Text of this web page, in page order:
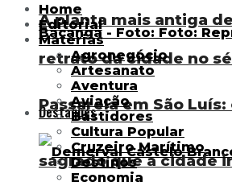
A planta mais antiga
retrato da cidade no
Destaques
Passarela em São
sagrado que a cidade
Home
Editorial
Matérias
Agronegócio
Artesanato
Aventura
Aviação
Bastidores
Cultura Popular
Cruzeiro Marítimo
Destinos
Economia